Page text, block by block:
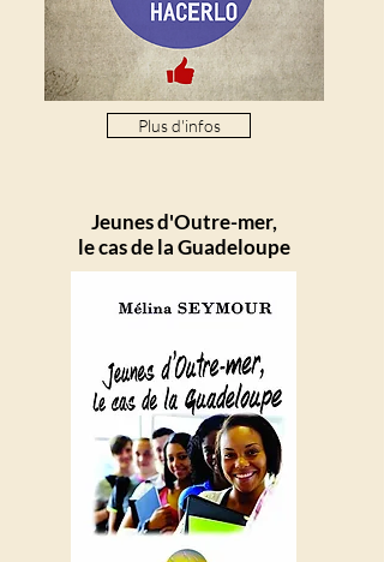
Plus d'infos
Jeunes d'Outre-mer,
le cas de la Guadeloupe